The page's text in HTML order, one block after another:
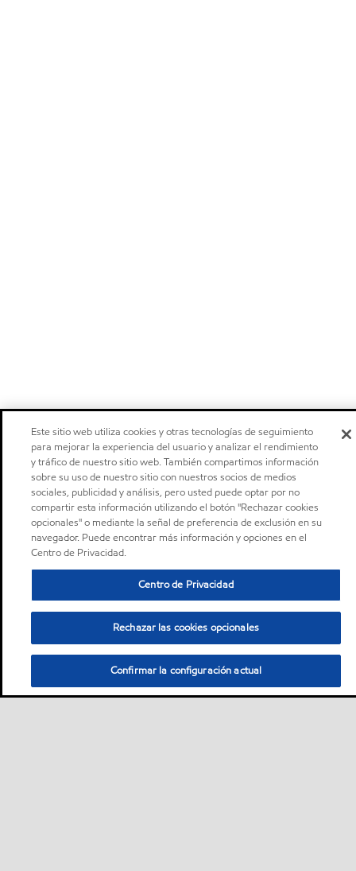
Este sitio web utiliza cookies y otras tecnologías de seguimiento
para mejorar la experiencia del usuario y analizar el rendimiento
y tráfico de nuestro sitio web. También compartimos información
sobre su uso de nuestro sitio con nuestros socios de medios
sociales, publicidad y análisis, pero usted puede optar por no
compartir esta información utilizando el botón "Rechazar cookies
opcionales" o mediante la señal de preferencia de exclusión en su
navegador. Puede encontrar más información y opciones en el
Centro de Privacidad.
Centro de Privacidad
Rechazar las cookies opcionales
Confirmar la configuración actual